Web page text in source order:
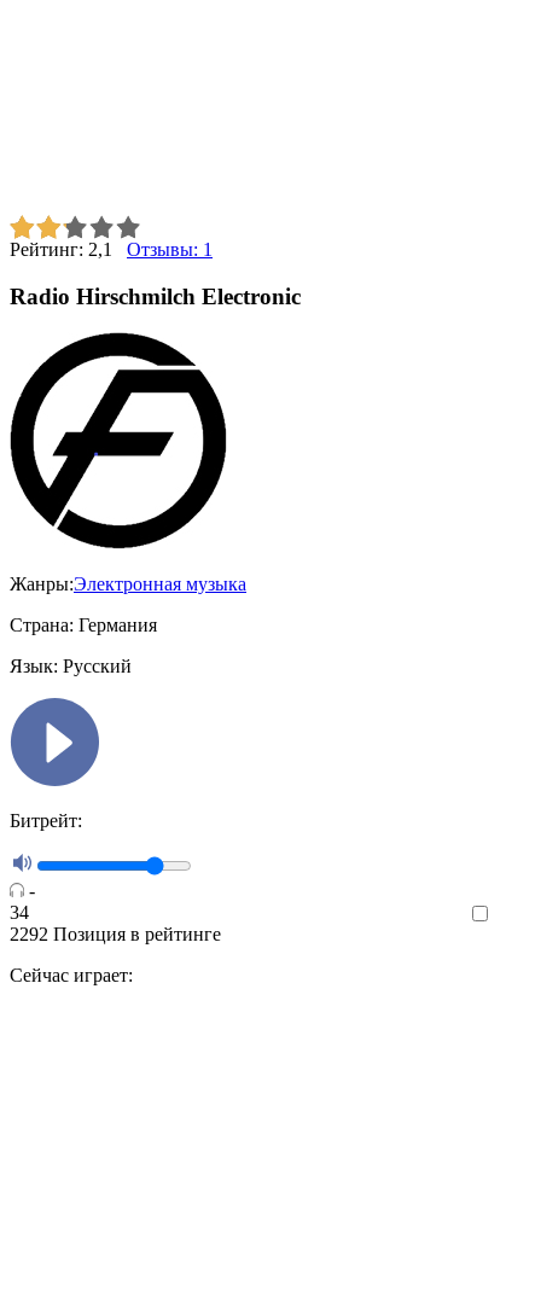
Рейтинг: 2,1 Отзывы: 1
Radio Hirschmilch Electronic
Жанры:Электронная музыка
Страна: Германия
Язык: Русский
Битрейт:
-
34
2292 Позиция в рейтинге
Сейчас играет: